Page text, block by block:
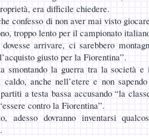
era difficile chiedere.
confesso di non aver mai visto
troppo lento per il campionato
arrivare, ci sarebbero
giusto per la Fiorentina”.
smontando la guerra tra la società
anche nell’etere e non
a testa bassa accusando “la
contro la Fiorentina”.
adesso dovranno inventarsi